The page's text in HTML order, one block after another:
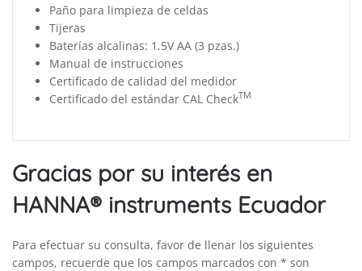
Paño para limpieza de celdas
Tijeras
Baterías alcalinas: 1.5V AA (3 pzas.)
Manual de instrucciones
Certificado de calidad del medidor
Certificado del estándar CAL CheckTM
Gracias por su interés en
HANNA® instruments Ecuador
Para efectuar su consulta, favor de llenar los siguientes
campos, recuerde que los campos marcados con * son